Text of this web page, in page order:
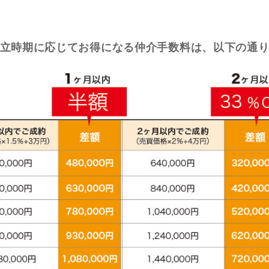
時期に応じてお得になる仲介手数料は、以下の通